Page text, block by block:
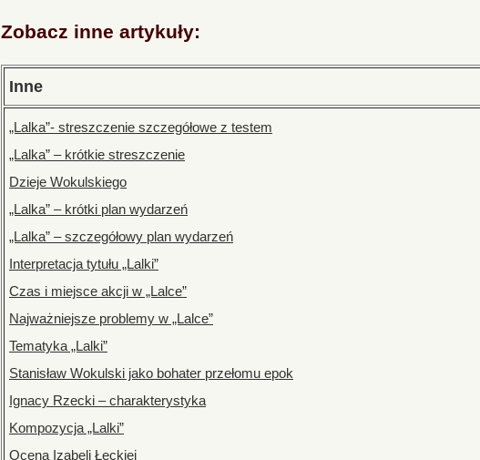
Zobacz inne artykuły:
Inne
„Lalka”- streszczenie szczegółowe z testem
„Lalka” – krótkie streszczenie
Dzieje Wokulskiego
„Lalka” – krótki plan wydarzeń
„Lalka” – szczegółowy plan wydarzeń
Interpretacja tytułu „Lalki”
Czas i miejsce akcji w „Lalce”
Najważniejsze problemy w „Lalce”
Tematyka „Lalki”
Stanisław Wokulski jako bohater przełomu epok
Ignacy Rzecki – charakterystyka
Kompozycja „Lalki”
Ocena Izabeli Łęckiej